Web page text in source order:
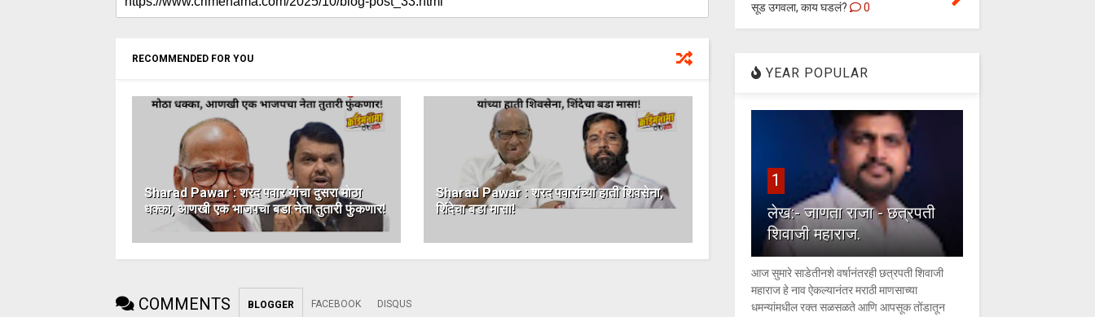
RECOMMENDED FOR YOU
Sharad Pawar : शरद पवार यांचा दुसरा मोठा
धक्का, आणखी एक भाजपचा बडा नेता तुतारी फुंकणार!
Sharad Pawar : शरद पवारांच्या हाती शिवसेना,
शिंदेचा बडा मासा!
COMMENTS BLOGGER FACEBOOK DISQUS
सूड उगवला, काय घडलं?
0
YEAR POPULAR
1
लेख:- जाणता राजा - छत्रपती
शिवाजी महाराज.
आज सुमारे साडेतीनशे वर्षानंतरही छत्रपती शिवाजी
महाराज हे नाव ऐकल्यानंतर मराठी माणसाच्या
धमन्यांमधील रक्त सळसळते आणि आपसूक तोंडातून